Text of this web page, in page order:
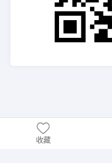
收藏